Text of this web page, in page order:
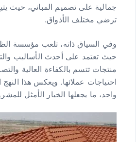
جمالية على تصميم المباني، حيث
ترضي مختلف الأذواق.
وفي السياق ذاته، تلعب مؤسسة
حيث تعتمد على أحدث الأساليب
منتجات تتسم بالكفاءة العالية
احتياجات عملائها. ويعكس هذا
واحد، ما يجعلها الخيار الأمثل